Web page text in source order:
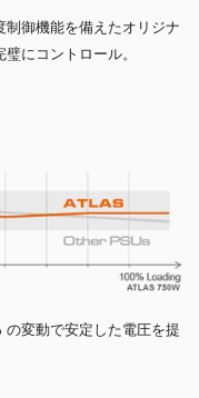
御機能を備えたオリジナ
にコントロール。
の変動で安定した電圧を提